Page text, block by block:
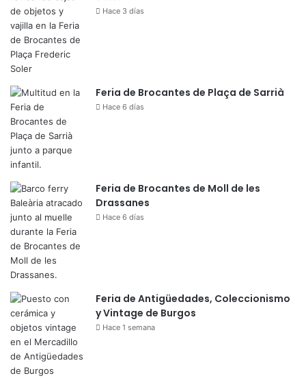
Hace 3 días
Feria de Brocantes de Plaça de Sarrià
Hace 6 días
Feria de Brocantes de Moll de les
Drassanes
Hace 6 días
Feria de Antigüedades, Coleccionismo
y Vintage de Burgos
Hace 1 semana